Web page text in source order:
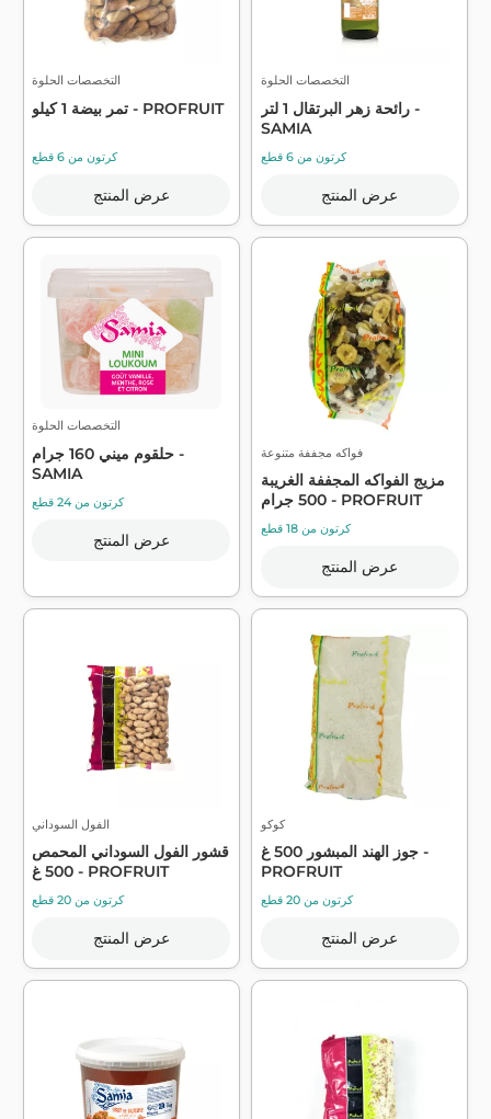
التخصصات الحلوة
تمر بيضة 1 كيلو - PROFRUIT
كرتون من 6 قطع
عرض المنتج
التخصصات الحلوة
رائحة زهر البرتقال 1 لتر -
SAMIA
كرتون من 6 قطع
عرض المنتج
التخصصات الحلوة
حلقوم ميني 160 جرام -
SAMIA
كرتون من 24 قطع
عرض المنتج
فواكه مجففة متنوعة
مزيج الفواكه المجففة الغريبة
500 جرام - PROFRUIT
كرتون من 18 قطع
عرض المنتج
الفول السوداني
قشور الفول السوداني المحمص
500 غ - PROFRUIT
كرتون من 20 قطع
عرض المنتج
كوكو
جوز الهند المبشور 500 غ -
PROFRUIT
كرتون من 20 قطع
عرض المنتج